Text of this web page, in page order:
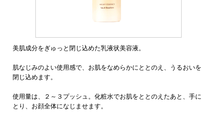
美肌成分をぎゅっと閉じ込めた乳液状美容液。
肌なじみのよい使用感で、お肌をなめらかにととのえ、うるおいを
閉じ込めます。
使用量は、２～３プッシュ。化粧水でお肌をととのえたあと、手に
とり、お顔全体になじませます。